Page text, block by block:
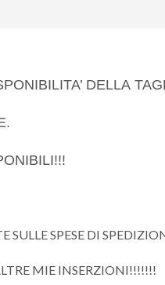
DELLA
SULLE SPESE DI
MIE INSERZIONI!!!!!!!